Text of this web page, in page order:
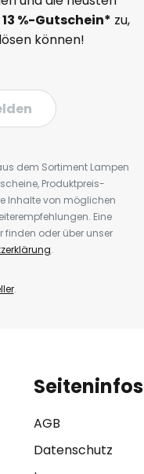
13 %-Gutschein* zu,
können!
dem Sortiment Lampen
Produktpreis-
Inhalte von möglichen
Eine
finden oder über unser
.
.
Seiteninfos
AGB
Datenschutz